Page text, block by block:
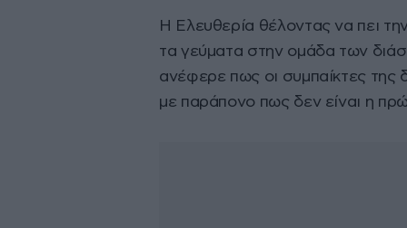
Η Ελευθερία θέλοντας να πει
τα γεύματα στην ομάδα των
ανέφερε πως οι συμπαίκτες της
με παράπονο πως δεν είναι η